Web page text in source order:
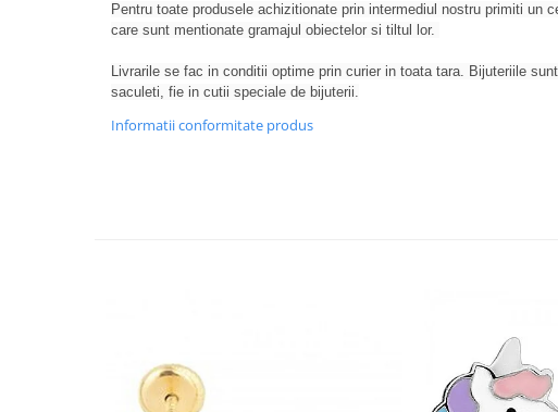
Pentru toate produsele achizitionate prin intermediul nostru primiti un
care sunt mentionate gramajul obiectelor si tiltul lor.
Livrarile se fac in conditii optime prin curier in toata tara. Bijuteriile
saculeti, fie in cutii speciale de bijuterii.
Informatii conformitate produs